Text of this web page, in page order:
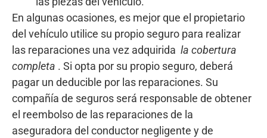
En algunas ocasiones, es mejor que el propietario
del vehículo utilice su propio seguro para realizar
las reparaciones una vez adquirida la cobertura
completa . Si opta por su propio seguro, deberá
pagar un deducible por las reparaciones. Su
compañía de seguros será responsable de obtener
el reembolso de las reparaciones de la
aseguradora del conductor negligente y de